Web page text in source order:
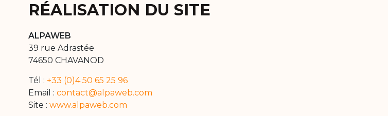
RÉALISATION DU SITE
ALPAWEB
39 rue Adrastée
74650 CHAVANOD
Tél :+33 (0)4 50 65 25 96
Email :contact@alpaweb.com
Site :www.alpaweb.com